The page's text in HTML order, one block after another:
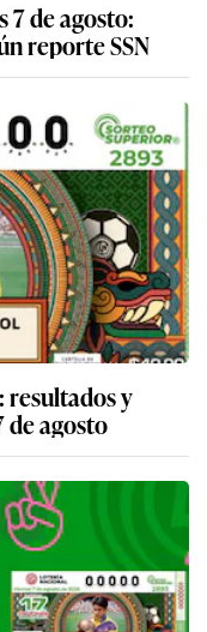
7 de agosto:
reporte SSN
resultados y
de agosto